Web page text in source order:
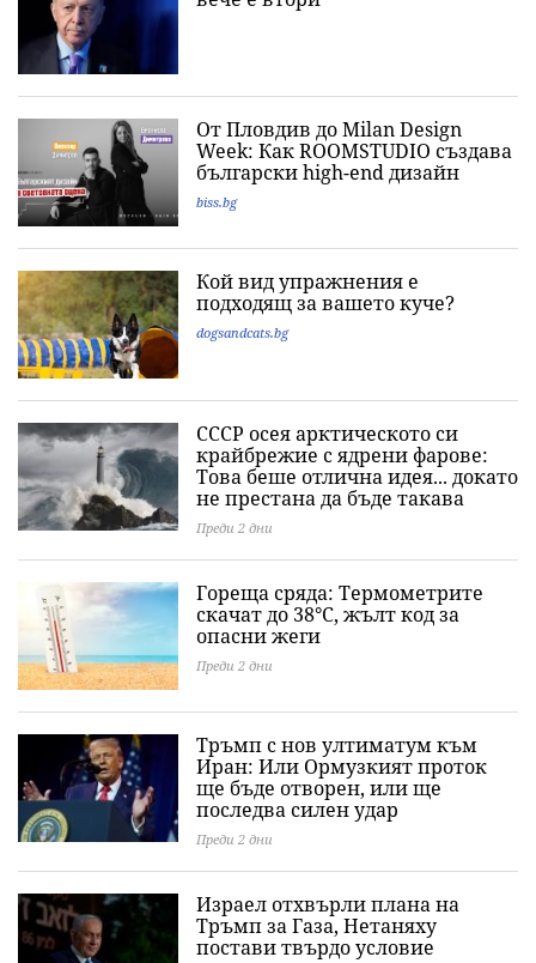
От Пловдив до Milan Design
Week: Как ROOMSTUDIO създава
български high-end дизайн
biss.bg
Кой вид упражнения е
подходящ за вашето куче?
dogsandcats.bg
СССР осея арктическото си
крайбрежие с ядрени фарове:
Това беше отлична идея... докато
не престана да бъде такава
Преди 2 дни
Гореща сряда: Термометрите
скачат до 38°C, жълт код за
опасни жеги
Преди 2 дни
Тръмп с нов ултиматум към
Иран: Или Ормузкият проток
ще бъде отворен, или ще
последва силен удар
Преди 2 дни
Израел отхвърли плана на
Тръмп за Газа, Нетаняху
постави твърдо условие